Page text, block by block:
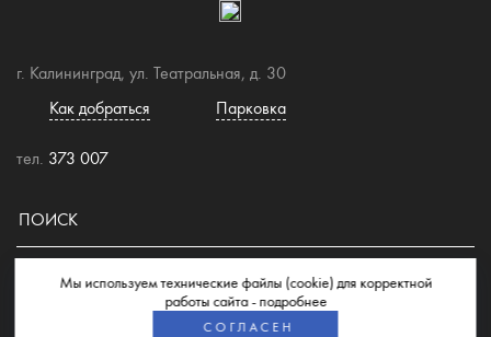
г. Калининград, ул. Театральная, д. 30
Как добраться
Парковка
тел. 373 007
© 2026 Торгово-развлекательный центр "Европа"
Мы используем технические файлы (cookie) для корректной
работы сайта -подробнее
СОГЛАСЕН